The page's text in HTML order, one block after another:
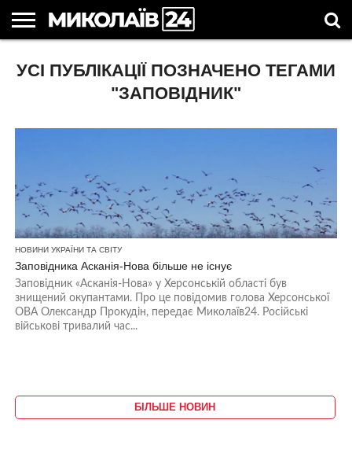
НОВИНИ
НОВИНИ
МИКОЛАЄВА
МИКОЛАЇВСЬКА
ОБЛАСТЬ
НОВИНИ
СПОРТУ
УКРАЇНА
ТА СВІТ
НОВИНИ
КОМПАНІЙ
АСТРОЛОГІЯ
СВЯТА
В
КОРИСНІ
СТАТТІ
УСІ ПУБЛІКАЦІЇ ПОЗНАЧЕНО ТЕГАМИ
"ЗАПОВІДНИК"
НОВИНИ УКРАЇНИ ТА СВІТУ
Заповідника Асканія-Нова більше не існує
Заповідник «Асканія-Нова» у Херсонській області був
знищений окупантами. Про це повідомив голова Херсонської
ОВА Олександр Прокудін, передає Миколаїв24. Російські
військові тривалий час...
БІЛЬШЕ НОВИН